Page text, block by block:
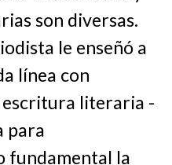
son diversas.
le enseñó a
línea con
escritura literaria -
para
fundamental la